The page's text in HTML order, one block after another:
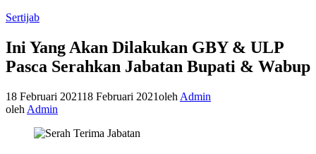
Sertijab
Ini Yang Akan Dilakukan GBY & ULP
Pasca Serahkan Jabatan Bupati & Wabup
18 Februari 202118 Februari 2021oleh Admin
oleh Admin